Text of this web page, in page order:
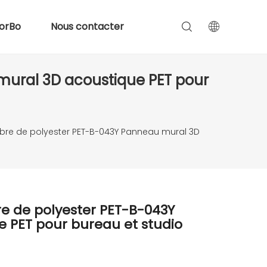
Nous contacter
3D acoustique PET pour
de polyester PET-B-043Y Panneau mural 3D
de polyester PET-B-043Y
PET pour bureau et studio